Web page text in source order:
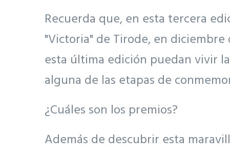
Recuerda que, en esta tercera
"Victoria" de Tirode, en diciembre
esta última edición puedan vivir
alguna de las etapas de
¿Cuáles son los premios?
Además de descubrir esta